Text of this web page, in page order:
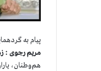
پیام به
مریم رجوی :
هم‌وطنان،